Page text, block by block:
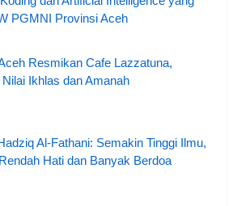
PGMNI Provinsi Aceh
Resmikan Cafe Lazzatuna,
Ikhlas dan Amanah
Al-Fathani: Semakin Tinggi Ilmu,
Hati dan Banyak Berdoa